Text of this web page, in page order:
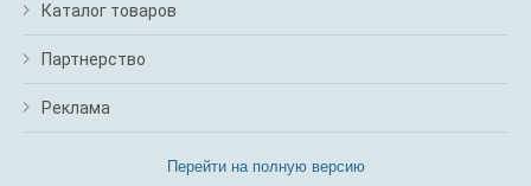
Каталог товаров
Партнерство
Реклама
Перейти на полную версию